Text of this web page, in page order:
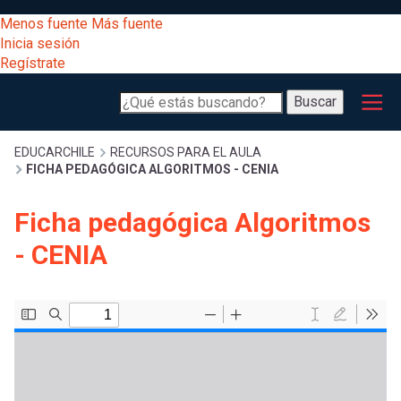
al
contenido
principal
[Educarchile
Escritorio]
Menú
entrar
a
Menos fuente Más fuente
Inicia sesión
Regístrate
Buscar
Buscar
Menú
principal
Desarrollo
Expand
Gestión
Expand
Comunidad
Expand
Expand
Sobrescribir
enlaces
de
ayuda
EDUCARCHILE
RECURSOS PARA EL AULA
FICHA PEDAGÓGICA ALGORITMOS - CENIA
Ficha pedagógica Algoritmos
- CENIA